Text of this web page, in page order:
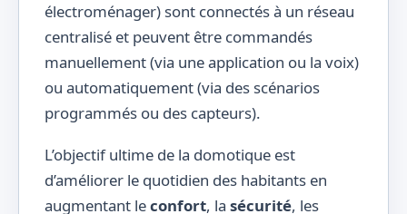
électroménager) sont connectés à un réseau
centralisé et peuvent être commandés
manuellement (via une application ou la voix)
ou automatiquement (via des scénarios
programmés ou des capteurs).
L’objectif ultime de la domotique est
d’améliorer le quotidien des habitants en
augmentant leconfort, la sécurité, les